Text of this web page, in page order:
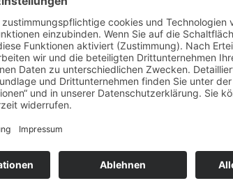
der Versteuerung für Dienstfahrräder und
Steuerbefreiung soll umweltfreundliches
möchte der Bundestag umweltfreundliche
Interessierte genau prüfen, ob sie zu den
Nutzer, deren Arbeitgeber das Dienstrad